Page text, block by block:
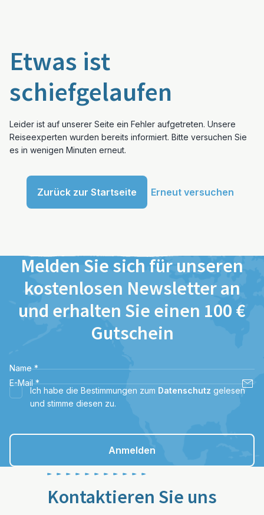
Etwas ist
schiefgelaufen
Leider ist auf unserer Seite ein Fehler aufgetreten. Unsere
Reiseexperten wurden bereits informiert. Bitte versuchen Sie
es in wenigen Minuten erneut.
Zurück zur Startseite Erneut versuchen
Melden Sie sich für unseren
kostenlosen Newsletter an
und erhalten Sie einen 100 €
Gutschein
Name *
E-Mail *
Ich habe die Bestimmungen zum Datenschutz gelesen
und stimme diesen zu.
Anmelden
Kontaktieren Sie uns